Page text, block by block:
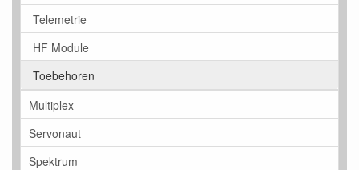
Telemetrie
HF Module
Toebehoren
Multiplex
Servonaut
Spektrum